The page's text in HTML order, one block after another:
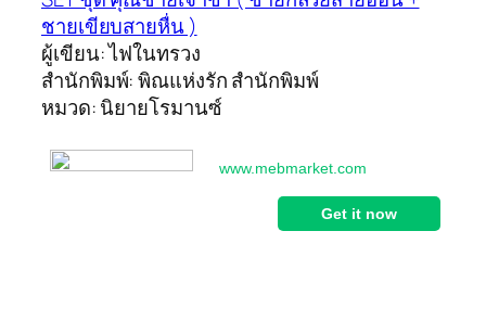
ชายเขียบสายหื่น )
ผู้เขียน: ไฟในทรวง
สำนักพิมพ์: พิณแห่งรัก สำนักพิมพ์
หมวด: นิยายโรมานซ์